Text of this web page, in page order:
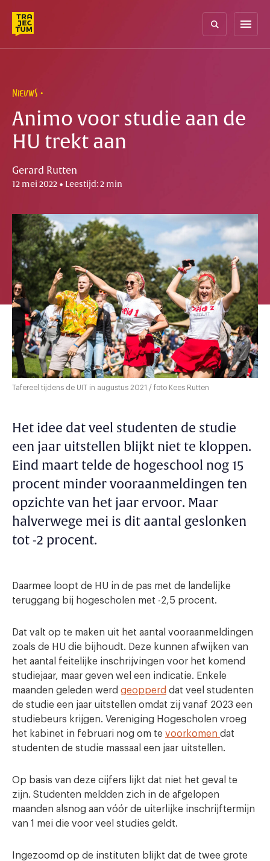
content
menu
NIEUWS
Animo voor studie aan de
HU trekt aan
Gerard Rutten
12 mei 2022 • Leestijd: 2 min
Tafereel tijdens de UIT in augustus 2021 / foto Kees Rutten
Het idee dat veel studenten de studie
een jaar uitstellen blijkt niet te kloppen.
Eind maart telde de hogeschool nog 15
procent minder vooraanmeldingen ten
opzichte van het jaar ervoor. Maar
halverwege mei is dit aantal geslonken
tot -2 procent.
Daarmee loopt de HU in de pas met de landelijke
teruggang bij hogescholen met -2,5 procent.
Dat valt op te maken uit het aantal vooraanmeldingen
zoals de HU die bijhoudt. Deze kunnen afwijken van
het aantal feitelijke inschrijvingen voor het komend
studiejaar, maar geven wel een indicatie. Enkele
maanden geleden werd geopperd dat veel studenten
de studie een jaar uitstellen omdat zij vanaf 2023 een
studiebeurs krijgen. Vereniging Hogescholen vroeg
het kabinet in februari nog om te voorkomen dat
studenten de studie massaal een jaar uitstellen.
Op basis van deze cijfers lijkt dat niet het geval te
zijn. Studenten meldden zich in de afgelopen
maanden alsnog aan vóór de uiterlijke inschrijftermijn
van 1 mei die voor veel studies geldt.
Ingezoomd op de instituten blijkt dat de twee grote